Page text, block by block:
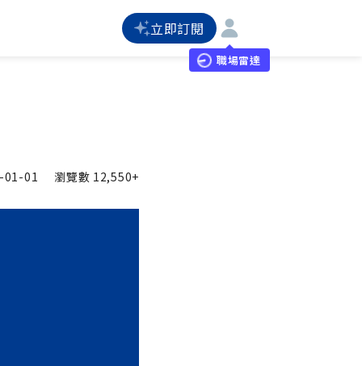
立即訂閱
職場雷達
01-01 瀏覽數 12,550+